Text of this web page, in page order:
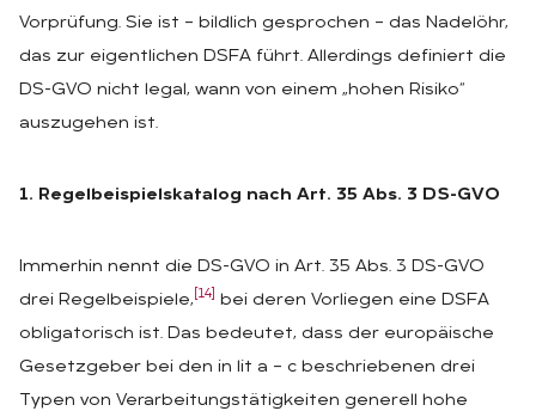
Vorprüfung. Sie ist – bildlich gesprochen – das Nadelöhr,
das zur eigentlichen DSFA führt. Allerdings definiert die
DS-GVO nicht legal, wann von einem „hohen Risiko“
auszugehen ist.
1. Regelbeispielskatalog nach Art. 35 Abs. 3 DS-GVO
Immerhin nennt die DS-GVO in Art. 35 Abs. 3 DS-GVO
drei Regelbeispiele, [14]
bei deren Vorliegen eine DSFA
obligatorisch ist. Das bedeutet, dass der europäische
Gesetzgeber bei den in lit a – c beschriebenen drei
Typen von Verarbeitungstätigkeiten generell hohe